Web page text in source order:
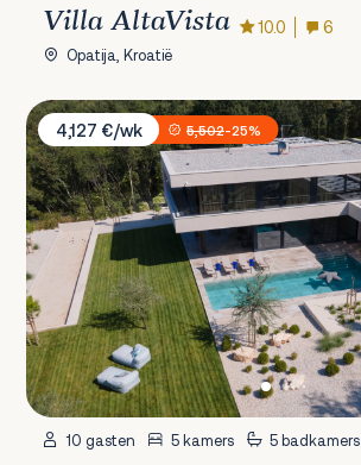
Villa AltaVista 10.0 6
Opatija, Kroatië
Villa Volpe Verde
4,127 €/wk
5,502-25%
10 gasten 5 kamers 5 badkamers